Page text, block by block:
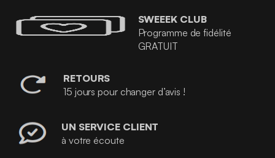
SWEEEK CLUB
Programme de fidélité
GRATUIT
RETOURS
15 jours pour changer d’avis !
UN SERVICE CLIENT
à votre écoute